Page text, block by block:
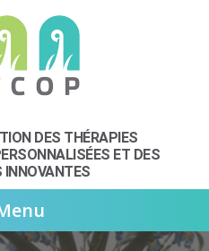
DES THÉRAPIES
ET DES
INNOVANTES